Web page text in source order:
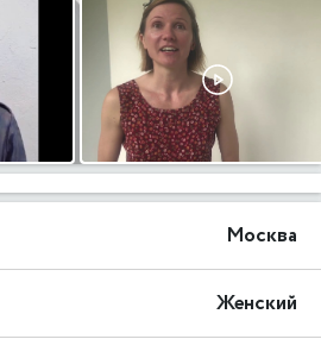
Москва
Женский